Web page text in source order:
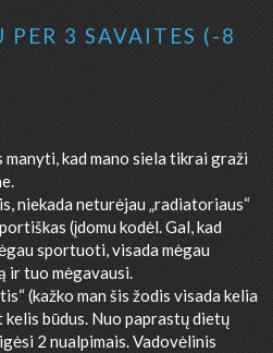
PER 3 SAVAITES (-8
manyti, kad mano siela tikrai graži
niekada neturėjau „radiatoriaus“
(įdomu kodėl. Gal, kad
sportuoti, visada mėgau
ir tuo mėgavausi.
(kažko man šis žodis visada kelia
būdus. Nuo paprastų dietų
2 nualpimais. Vadovėlinis